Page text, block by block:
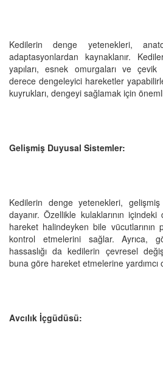
Kedilerin denge yetenekleri,
adaptasyonlardan kaynaklanır.
yapıları, esnek omurgaları ve
derece dengeleyici hareketler
kuyrukları, dengeyi sağlamak için
Gelişmiş Duyusal Sistemler:
Kedilerin denge yetenekleri,
dayanır. Özellikle kulaklarının
hareket halindeyken bile vücutlarının
kontrol etmelerini sağlar. Ayrıca,
hassaslığı da kedilerin çevresel
buna göre hareket etmelerine yardımcı
Avcılık İçgüdüsü: